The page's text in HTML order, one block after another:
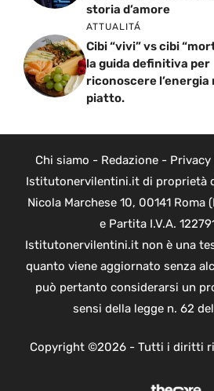
storia d’amore
ATTUALITÁ
Cibi “vivi” vs cibi
la guida definitiva per
riconoscere l’energia
piatto.
Chi siamo - Redazione-
Istitutonervilentini.it di proprietà
Nicola Marchese 10, 00141 Roma
e Partita I.V.A.
Istitutonervilentini.it non è una
quanto viene aggiornato senza
può pertanto considerarsi un
sensi della legge n. 62
Copyright ©2026 - Tutti i diritti